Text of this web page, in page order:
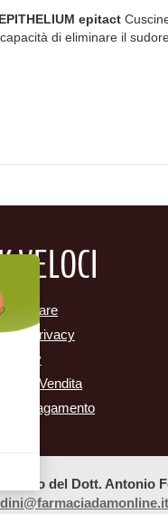
epitact
di eliminare il
VELOCI
Privacy
Policy
di Vendita
di Pagamento
Adamo del Dott. Antonio